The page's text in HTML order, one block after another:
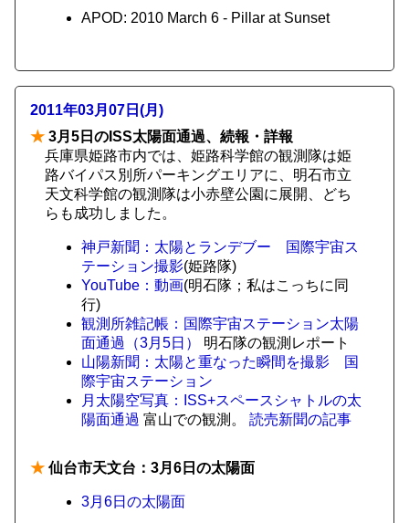
APOD: 2010 March 6 - Pillar at Sunset
2011年03月07日(月)
★ 3月5日のISS太陽面通過、続報・詳報
兵庫県姫路市内では、姫路科学館の観測隊は姫
路バイパス別所パーキングエリアに、明石市立
天文科学館の観測隊は小赤壁公園に展開、どち
らも成功しました。
神戸新聞：太陽とランデブー 国際宇宙ス
テーション撮影(姫路隊)
YouTube：動画(明石隊；私はこっちに同
行)
観測所雑記帳：国際宇宙ステーション太陽
面通過（3月5日）
明石隊の観測レポート
山陽新聞：太陽と重なった瞬間を撮影 国
際宇宙ステーション
月太陽空写真：ISS+スペースシャトルの太
陽面通過 富山での観測。 読売新聞の記事
★ 仙台市天文台：3月6日の太陽面
3月6日の太陽面